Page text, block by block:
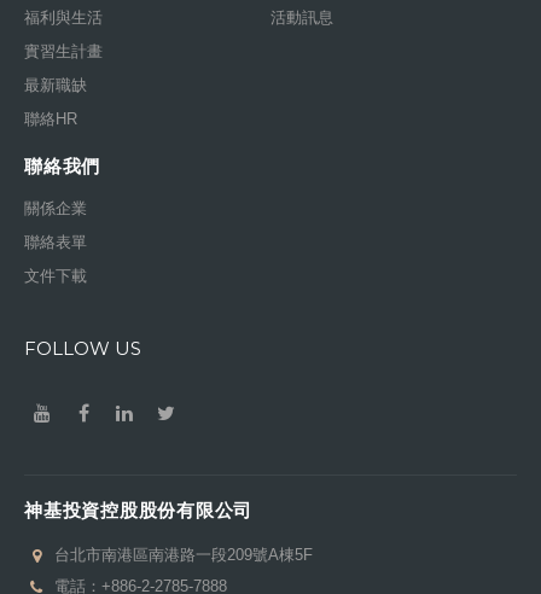
福利與生活
實習生計畫
最新職缺
聯絡HR
活動訊息
聯絡我們
關係企業
聯絡表單
文件下載
FOLLOW US
神基投資控股股份有限公司
台北市南港區南港路一段209號A棟5F
電話： +886-2-2785-7888